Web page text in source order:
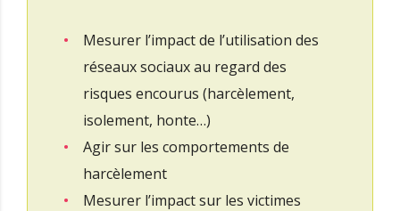
Mesurer l’impact de l’utilisation des
réseaux sociaux au regard des
risques encourus (harcèlement,
isolement, honte…)
Agir sur les comportements de
harcèlement
Mesurer l’impact sur les victimes